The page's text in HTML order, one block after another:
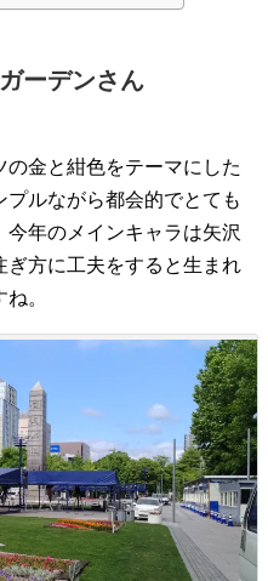
ーデンさん
金と紺色をテーマにした
ルながら都会的でとても
年のメインキャラは矢沢
ぎ方に工夫をすると生まれ
。